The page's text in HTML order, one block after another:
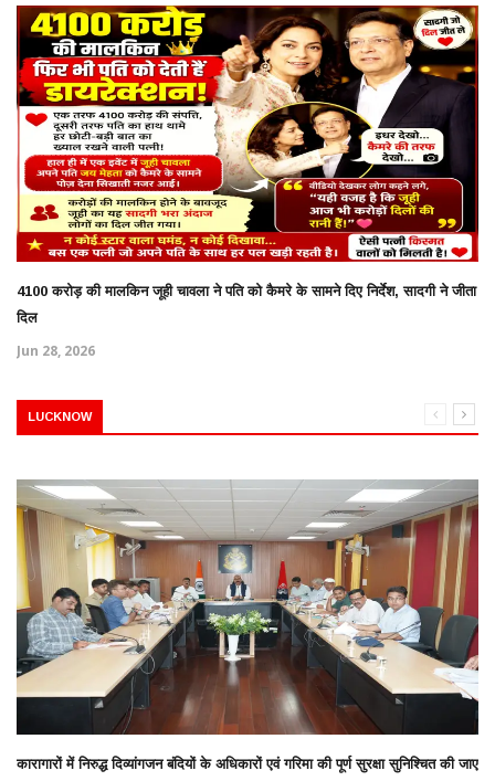
4100 करोड़ की मालकिन जूही चावला ने पति को कैमरे के सामने दिए निर्देश, सादगी ने जीता
दिल
Jun 28, 2026
LUCKNOW
कारागारों में निरुद्ध दिव्यांगजन बंदियों के अधिकारों एवं गरिमा की पूर्ण सुरक्षा सुनिश्चित की जाए